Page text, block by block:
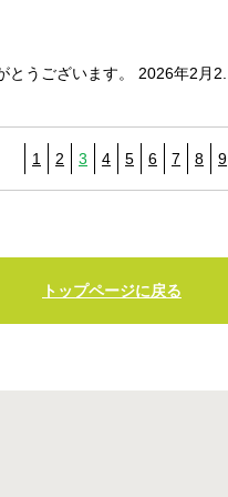
うございます。 2026年2月2...
1 2 3 4 5 6 7 8 9
トップページに戻る